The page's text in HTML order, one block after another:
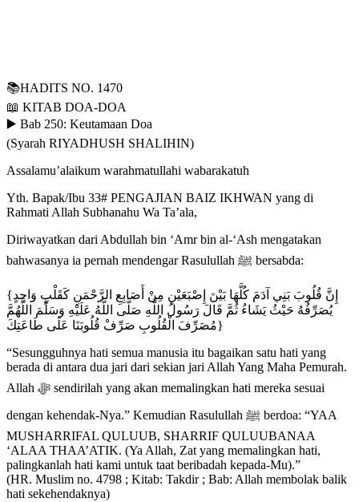
📚HADITS NO. 1470
📖 KITAB DOA-DOA
▶️ Bab 250: Keutamaan Doa
(Syarah RIYADHUSH SHALIHIN)
Assalamu’alaikum warahmatullahi wabarakatuh
Yth. Bapak/Ibu 33# PENGAJIAN BAIZ IKHWAN yang di
Rahmati Allah Subhanahu Wa Ta’ala,
Diriwayatkan dari Abdullah bin ‘Amr bin al-‘Ash mengatakan
bahwasanya ia pernah mendengar Rasulullah ﷺ bersabda:
{إِنَّ قُلُوبَ بَنِي آدَمَ كُلَّهَا بَيْنَ إِصْبَعَيْنِ مِنْ أَصَابِعِ الرَّحْمَنِ كَقَلْبٍ وَاحِدٍ
يُصَرِّفُهُ حَيْثُ يَشَاءُ ثُمَّ قَالَ رَسُولُ اللَّهِ صَلَّى اللَّهُ عَلَيْهِ وَسَلَّمَ اللَّهُمَّ
مُصَرِّفَ الْقُلُوبِ صَرِّفْ قُلُوبَنَا عَلَى طَاعَتِكَ}
“Sesungguhnya hati semua manusia itu bagaikan satu hati yang
berada di antara dua jari dari sekian jari Allah Yang Maha Pemurah.
Allah ﷻ sendirilah yang akan memalingkan hati mereka sesuai
dengan kehendak-Nya.” Kemudian Rasulullah ﷺ berdoa: “YAA
MUSHARRIFAL QULUUB, SHARRIF QULUUBANAA
‘ALAA THAA’ATIK. (Ya Allah, Zat yang memalingkan hati,
palingkanlah hati kami untuk taat beribadah kepada-Mu).”
(HR. Muslim no. 4798 ; Kitab: Takdir ; Bab: Allah membolak balik
hati sekehendaknya)